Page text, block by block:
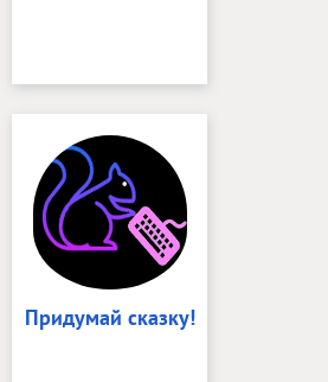
Придумай сказку!